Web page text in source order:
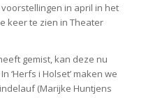
in april in het
keer te zien in Theater
gemist, kan deze nu
‘Herfs i Holset’ maken we
(Marijke Huntjens